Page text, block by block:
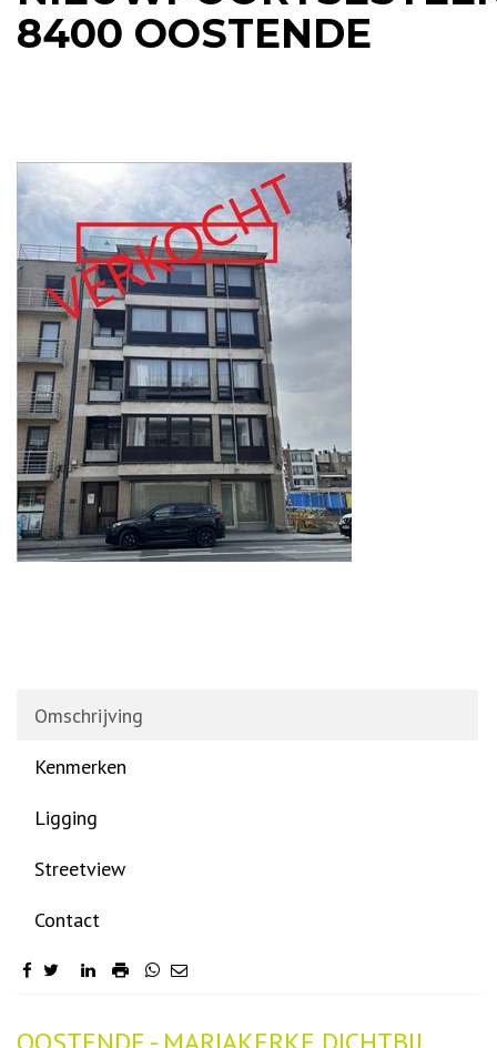
8400 OOSTENDE
Omschrijving
Kenmerken
Ligging
Streetview
Contact